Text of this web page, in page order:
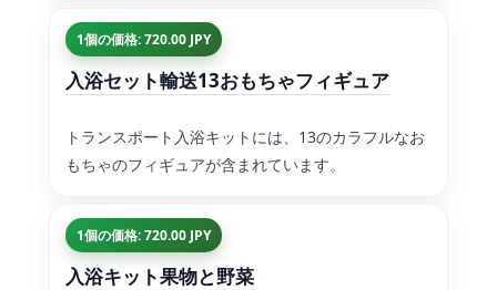
1個の価格: 720.00 JPY
入浴セット輸送13おもちゃフィギュア
トランスポート入浴キットには、13のカラフルなお
もちゃのフィギュアが含まれています。
1個の価格: 720.00 JPY
入浴キット果物と野菜